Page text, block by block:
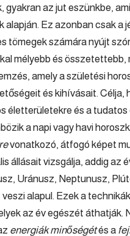
gyakran az jut eszünkbe,
Ez azonban csak a
tömegek számára nyújt
mélyebb és összetettebb,
amely a születési
és kihívásait.
életterületekre és a
a napi vagy havi
vonatkozó, átfogó képet
állásait vizsgálja, addig az
Uránusz, Neptunusz,
alapul. Ezek a
az év egészét áthatják.
energiák minőségétés a